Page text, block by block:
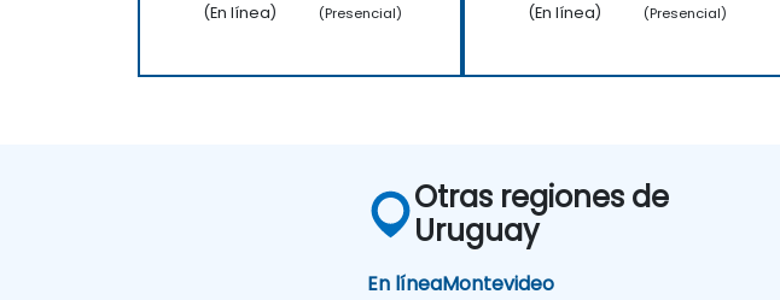
(En línea)
(Presencial)
(En línea)
(Presencial)
Otras regiones de
Uruguay
En líneaMontevideo